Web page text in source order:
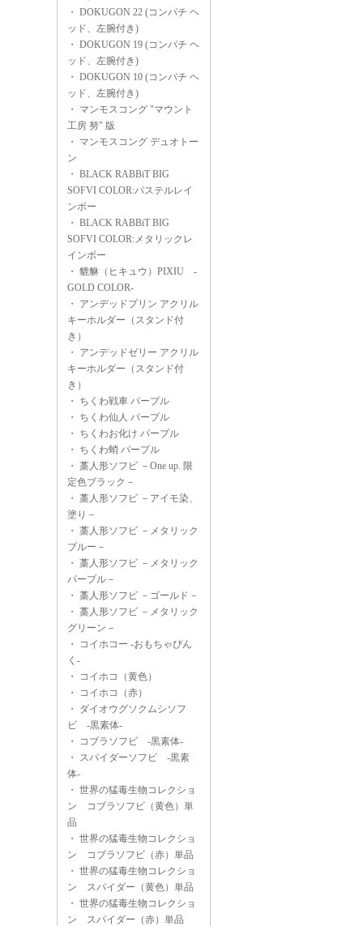
・ DOKUGON 22 (コンパチ ヘ
ッド、左腕付き)
・ DOKUGON 19 (コンパチ ヘ
ッド、左腕付き)
・ DOKUGON 10 (コンパチ ヘ
ッド、左腕付き)
・ マンモスコング "マウント
工房 努" 版
・ マンモスコング デュオトー
ン
・ BLACK RABBiT BIG
SOFVI COLOR:パステルレイ
ンボー
・ BLACK RABBiT BIG
SOFVI COLOR:メタリックレ
インボー
・ 貔貅（ヒキュウ）PIXIU -
GOLD COLOR-
・ アンデッドプリン アクリル
キーホルダー（スタンド付
き）
・ アンデッドゼリー アクリル
キーホルダー（スタンド付
き）
・ ちくわ戦車 パープル
・ ちくわ仙人 パープル
・ ちくわお化け パープル
・ ちくわ蛸 パープル
・ 藁人形ソフビ －One up. 限
定色ブラック－
・ 藁人形ソフビ －アイモ染、
塗り－
・ 藁人形ソフビ －メタリック
ブルー－
・ 藁人形ソフビ －メタリック
パープル－
・ 藁人形ソフビ －ゴールド－
・ 藁人形ソフビ －メタリック
グリーン－
・
コイホコー -おもちゃぴん
く-
・
コイホコ（黄色）
・
コイホコ（赤）
・ ダイオウグソクムシソフ
ビ -黒素体-
・
コブラソフビ -黒素体-
・ スパイダーソフビ -黒素
体-
・ 世界の猛毒生物コレクショ
ン コブラソフビ（黄色）単
品
・ 世界の猛毒生物コレクショ
ン コブラソフビ（赤）単品
・ 世界の猛毒生物コレクショ
ン スパイダー（黄色）単品
・ 世界の猛毒生物コレクショ
ン スパイダー（赤）単品